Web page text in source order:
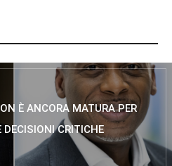
È ANCORA MATURA PER
DECISIONI CRITICHE